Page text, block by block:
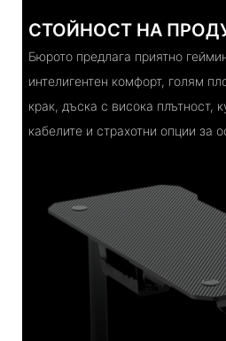
СТОЙНОСТ НА
Бюрото предлага приятно
интелигентен комфорт, голям
крак, дъска с висока плътност,
кабелите и страхотни опции за